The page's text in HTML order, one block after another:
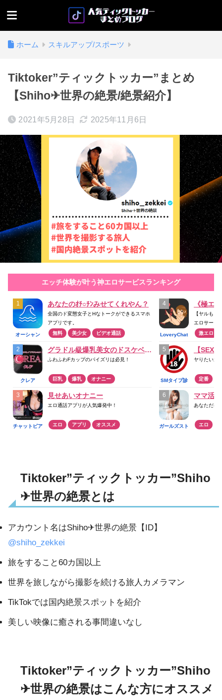
ホーム スキルアップ/スポーツ
Tiktoker”ティックトッカー”まとめ
【Shiho✈︎世界の絶景/絶景紹介】
2021年5月28日 2025年11月6日
エッチ体験が叶う神エロサービスランキング
オーシャン
あなたのｵﾁ○ﾁﾝみせてくれやん？
全国のド変態女子とHなトークができるスマホ
アプリです。
無料
美少女 ビデオ通話
クレア
グラドル級爆乳美女のドスケベプレイ
ふわふわFカップのパイズリは必見！
巨乳 爆乳 オナニー
チャットピア
見せあいオナニー
エロ通話アプリが人気爆発中！
エロ アプリ オススメ
LoveryChat
《極エ
【ヤルもヌ
エロサービ
激エロ
SMタイプ診
断
【SEX
ヤりたい放
定番
ガールズスト
ママ活
あなただけ
エロ
Tiktoker”ティックトッカー”Shiho
✈︎世界の絶景とは
アカウント名はShiho✈︎世界の絶景【ID】
@shiho_zekkei
旅をすること60カ国以上
世界を旅しながら撮影を続ける旅人カメラマン
TikTokでは国内絶景スポットを紹介
美しい映像に癒される事間違いなし
Tiktoker”ティックトッカー”Shiho
✈︎世界の絶景はこんな方にオススメ